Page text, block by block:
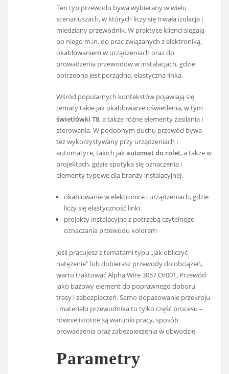
Ten typ przewodu bywa wybierany w wielu
scenariuszach, w których liczy się trwała izolacja i
miedziany przewodnik. W praktyce klienci sięgają
po niego m.in. do prac związanych z elektroniką,
okablowaniem w urządzeniach oraz do
prowadzenia przewodów w instalacjach, gdzie
potrzebna jest porządna, elastyczna linka.
Wśród popularnych kontekstów pojawiają się
tematy takie jak okablowanie oświetlenia, w tym
świetlówki T8, a także różne elementy zasilania i
sterowania. W podobnym duchu przewód bywa
też wykorzystywany przy urządzeniach i
automatyce, takich jakautomat do rolet, a także w
projektach, gdzie spotyka się oznaczenia i
elementy typowe dla branży instalacyjnej.
okablowanie w elektronice i urządzeniach, gdzie
liczy się elastyczność linki
projekty instalacyjne z potrzebą czytelnego
oznaczania przewodu kolorem
Jeśli pracujesz z tematami typu „jak obliczyć
natężenie” lub dobierasz przewody do obciążeń,
warto traktować Alpha Wire 3057 Or001, Przewód
jako bazowy element do poprawnego doboru
trasy i zabezpieczeń. Samo dopasowanie przekroju
i materiału przewodnika to tylko część procesu –
równie istotne są warunki pracy, sposób
prowadzenia oraz zabezpieczenia w obwodzie.
Parametry